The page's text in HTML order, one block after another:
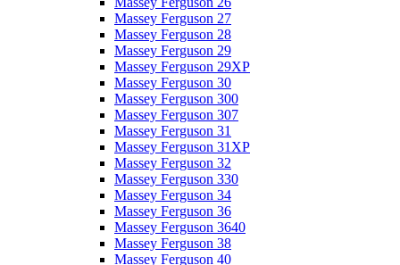
Massey Ferguson 27
Massey Ferguson 28
Massey Ferguson 29
Massey Ferguson 29XP
Massey Ferguson 30
Massey Ferguson 300
Massey Ferguson 307
Massey Ferguson 31
Massey Ferguson 31XP
Massey Ferguson 32
Massey Ferguson 330
Massey Ferguson 34
Massey Ferguson 36
Massey Ferguson 3640
Massey Ferguson 38
Massey Ferguson 40